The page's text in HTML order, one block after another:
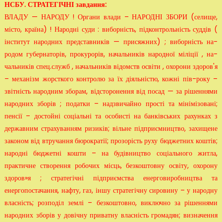
НСБУ. СТРАТЕГІЧНІ завдання:
ВЛАДУ — НАРОДУ ! Органи влади – НАРОДНІ ЗБОРИ (селище,
місто, країна) ! Народні суди : виборність, підконтрольність суддів (
інститут народних представників — присяжних) ; виборність на­
родом губернаторів, прокурорів, начальників народної міліції , на­
чальників спец.служб , начальників відомств освіти , охорони здо­ров'я
– механізм жорсткого контролю за їх діяльністю, кожні пів-року –
звітність народним зборам, відсторонення від посад — за рішен­нями
народних зборів ; податки – надзвичайно прості та мінімізо­вані;
пенсії – достойні соціальні та особисті на банківських рахун­ках з
державним страхуванням ризиків; вільне підприємництво, за­хищене
законом від втручання бюрократії; прозорість руху бюд­жетних коштів;
народні бюджетні кошти – на будівництво соціаль­ного житла,
практичне створення робочих місць, безкоштовну освіту, охорону
здоров»я ; стратегічні підприємства енерговироб­ництва та
енергопостачання, нафту, газ, іншу стратегічну сирови­ну – у народну
власність; розподіл землі – безкоштовно, виключно за рішеннями
народних зборів у довічну приватну власність гро­мадян; визначення